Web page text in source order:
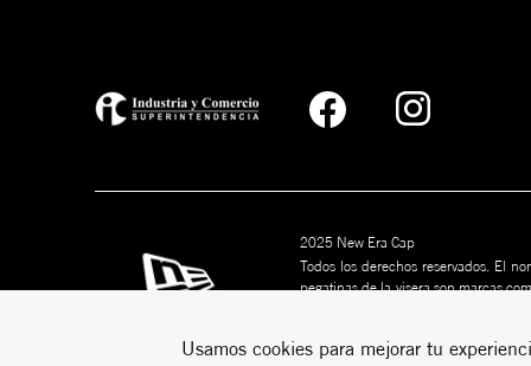
Usamos cookies para mejorar tu
2025 New Era Cap
Todos los derechos reservados. El
pegatinas de la visera son marcas